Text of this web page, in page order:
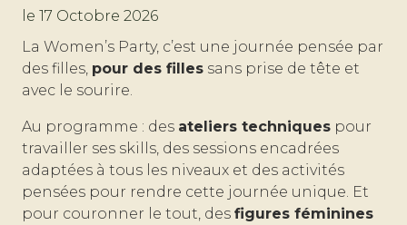
le 17 Octobre 2026
La Women’s Party, c’est une journée pensée par
des filles, pour des filles sans prise de tête et
avec le sourire.
Au programme : des ateliers techniques pour
travailler ses skills, des sessions encadrées
adaptées à tous les niveaux et des activités
pensées pour rendre cette journée unique. Et
pour couronner le tout, des figures féminines